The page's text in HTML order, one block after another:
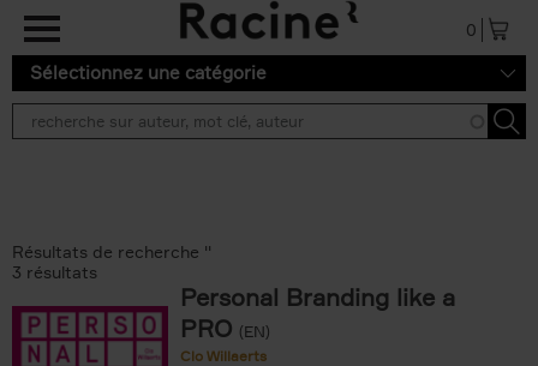
Aller au contenu principal
0
Sélectionnez une catégorie
Résultats de recherche ''
3 résultats
Personal Branding like a
PRO (EN)
Clo Willaerts